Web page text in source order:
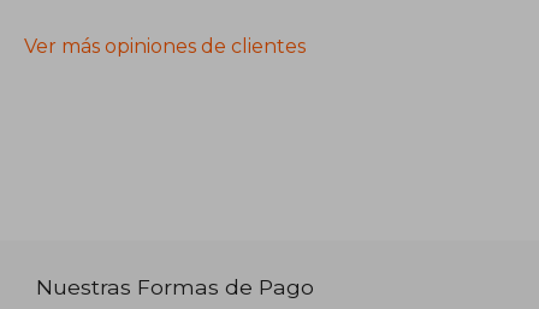
Ver más opiniones de clientes
Nuestras Formas de Pago